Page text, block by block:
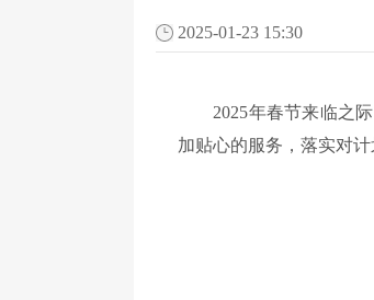
2025-01-23 15:30
2025年春节来临之际
加贴心的服务，落实对计